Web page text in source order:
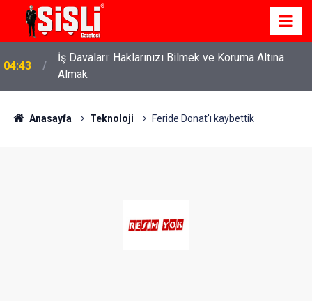
04:43
İş Davaları: Haklarınızı Bilmek ve Koruma Altına
Almak
Anasayfa Teknoloji Feride Donat'ı kaybettik